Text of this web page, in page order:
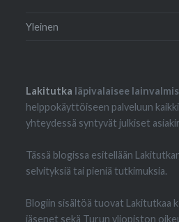
Yleinen
Lakitutka läpivalaisee
helppokäyttöiseen palveluun
yhteydessä syntyvät julkiset
Tässä blogissa esitellään
selvityksiä tai pieniä tutkimuksia.
Blogiin sisältöä tuovat Lakitutkaa
jäsenet sekä Turun yliopiston